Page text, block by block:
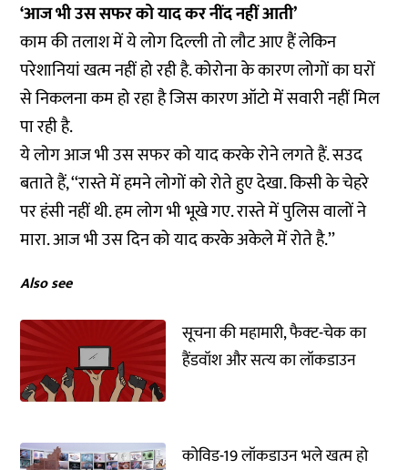
‘आज भी उस सफर को याद कर नींद नहीं आती’
काम की तलाश में ये लोग दिल्ली तो लौट आए हैं लेकिन
परेशानियां खत्म नहीं हो रही है. कोरोना के कारण लोगों का घरों
से निकलना कम हो रहा है जिस कारण ऑटो में सवारी नहीं मिल
पा रही है.
ये लोग आज भी उस सफर को याद करके रोने लगते हैं. सउद
बताते हैं, ‘‘रास्ते में हमने लोगों को रोते हुए देखा. किसी के चेहरे
पर हंसी नहीं थी. हम लोग भी भूखे गए. रास्ते में पुलिस वालों ने
मारा. आज भी उस दिन को याद करके अकेले में रोते है.’’
Also see
सूचना की महामारी, फैक्‍ट-चेक का
हैंडवॉश और सत्‍य का लॉकडाउन
कोविड-19 लॉकडाउन भले खत्म हो